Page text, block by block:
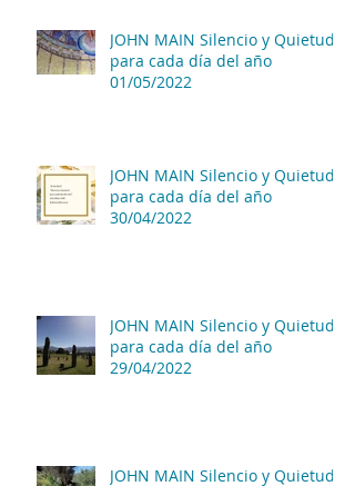
JOHN MAIN Silencio y Quietud
para cada día del año
01/05/2022
JOHN MAIN Silencio y Quietud
para cada día del año
30/04/2022
JOHN MAIN Silencio y Quietud
para cada día del año
29/04/2022
JOHN MAIN Silencio y Quietud